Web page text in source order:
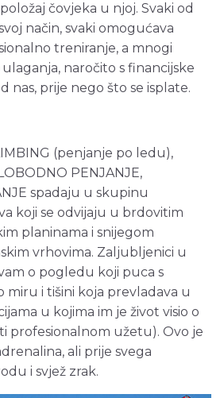
čovjeka u njoj. Svaki od
način, svaki omogućava
treniranje, a mnogi
naročito s financijske
nas, prije nego što se isplate.
(penjanje po ledu),
PENJANJE,
spadaju u skupinu
koji se odvijaju u brdovitim
planinama i snijegom
vrhovima. Zaljubljenici u
o pogledu koji puca s
miru i tišini koja prevladava u
u kojima im je život visio o
profesionalnom užetu). Ovo je
ali prije svega
i svjež zrak.